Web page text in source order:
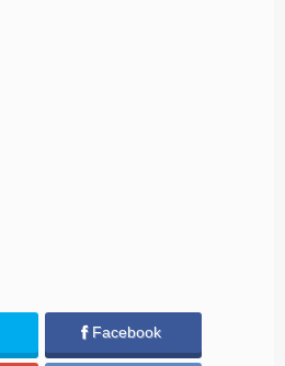
Facebook